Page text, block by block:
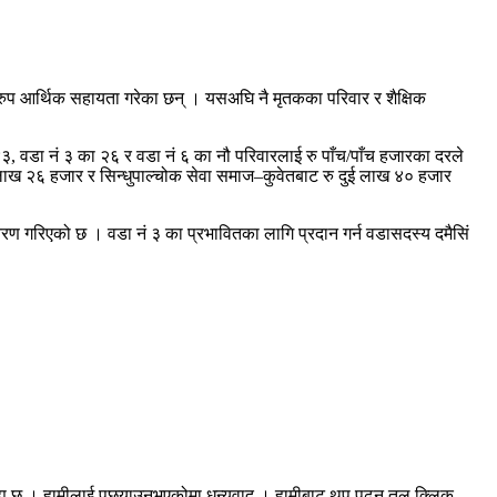
आर्थिक सहायता गरेका छन् । यसअघि नै मृतकका परिवार र शैक्षिक
वडा नं ३ का २६ र वडा नं ६ का नौ परिवारलाई रु पाँच/पाँच हजारका दरले
२६ हजार र सिन्धुपाल्चोक सेवा समाज–कुवेतबाट रु दुई लाख ४० हजार
गरिएको छ । वडा नं ३ का प्रभावितका लागि प्रदान गर्न वडासदस्य दमैसिं